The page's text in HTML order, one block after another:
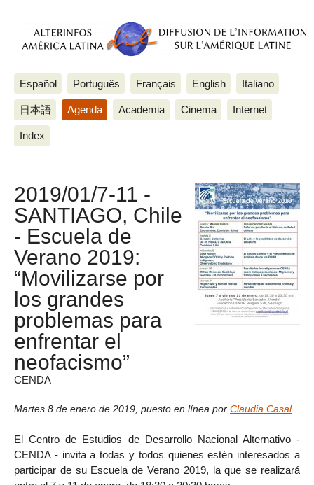
Español Português Français English Italiano
日本語 Agenda Academia Cinema Internet
Index
2019/01/7-11 -
SANTIAGO, Chile
- Escuela de
Verano 2019:
“Movilizarse por
los grandes
problemas para
enfrentar el
neofacismo”
CENDA
Martes 8 de enero de 2019 puesto en línea por Claudia Casal
El Centro de Estudios de Desarrollo Nacional Alternativo -
CENDA - invita a todas y todos quienes estén interesados a
participar de su Escuela de Verano 2019, la que se realizará